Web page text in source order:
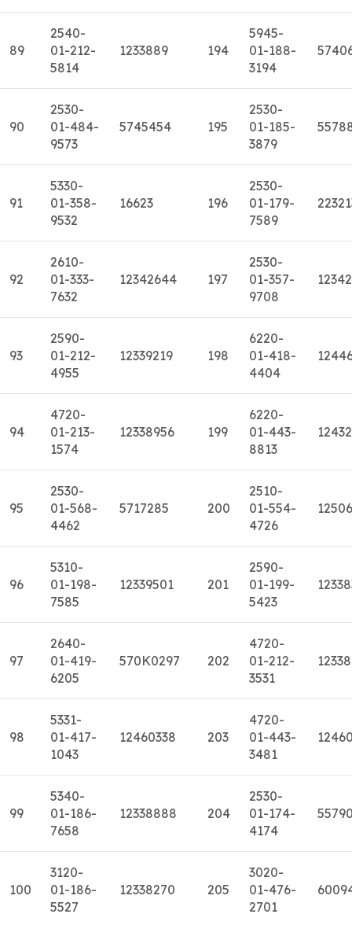
89
2540-
01-212-
5814
1233889 194
5945-
01-188-
3194
90
2530-
01-484-
9573
5745454 195
2530-
01-185-
3879
91
5330-
01-358-
9532
16623 196
2530-
01-179-
7589
92
2610-
01-333-
7632
12342644 197
2530-
01-357-
9708
93
2590-
01-212-
4955
12339219 198
6220-
01-418-
4404
94
4720-
01-213-
1574
12338956 199
6220-
01-443-
8813
95
2530-
01-568-
4462
5717285 200
2510-
01-554-
4726
96
5310-
01-198-
7585
12339501 201
2590-
01-199-
5423
97
2640-
01-419-
6205
570K0297 202
4720-
01-212-
3531
98
5331-
01-417-
1043
12460338 203
4720-
01-443-
3481
99
5340-
01-186-
7658
12338888 204
2530-
01-174-
4174
100
3120-
01-186-
5527
12338270 205
3020-
01-476-
2701